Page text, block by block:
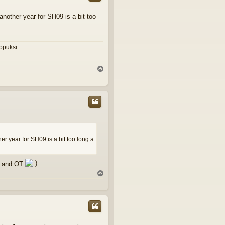
year for SH09 is a bit too
ö
s
year for SH09 is a bit too long a
OT
s